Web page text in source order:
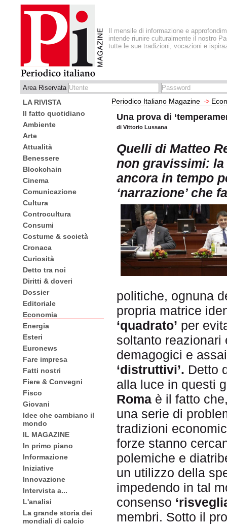
Il mensile di informazione e
intende riunire culturalmente il nostro
tutte le sue tradizioni, vocazioni e
Area Riservata
LA RIVISTA
Il fatto quotidiano
Ambiente
Arte
Attualità
Benessere
Blockchain
Cinema
Comunicazione
Cultura
Controcultura
Consumi
Costume & società
Cronaca
Curiosità
Detto tra noi
Diritti & doveri
Dossier
Editoriale
Economia
Energia
Esteri
Euronews
Fare impresa
Fatti nostri
Fiere & Convegni
Fisco
Giovani
Idee che cambiano il
mondo
IL MAGAZINE
In primo piano
Informazione
Iniziative
Innovazione
Intervista a...
L'analisi
La grande storia dei
mondiali di calcio
Periodico Italiano Magazine ->
Una prova di
di Vittorio Lussana
Quelli di Matteo
non gravissimi: la
ancora in tempo
‘narrazione’ che
politiche, ognuna
propria matrice
‘quadrato’ per
soltanto
demagogici e
‘distruttivi’. Detto
alla luce in questi
Roma è il fatto
una serie di
tradizioni
forze stanno
polemiche e
un utilizzo della
impedendo in tal
consenso
membri. Sotto il